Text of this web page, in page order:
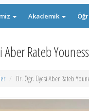
Akademik
Rateb
Dr. Öğr. Üyesi Aber Rateb